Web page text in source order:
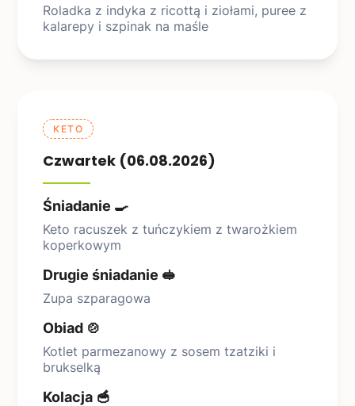
Roladka z indyka z ricottą i ziołami, puree z
kalarepy i szpinak na maśle
KETO
Czwartek (06.08.2026)
Śniadanie 🍳
Keto racuszek z tuńczykiem z twarożkiem
koperkowym
Drugie śniadanie 🥪
Zupa szparagowa
Obiad 🍲
Kotlet parmezanowy z sosem tzatziki i
brukselką
Kolacja 🥣